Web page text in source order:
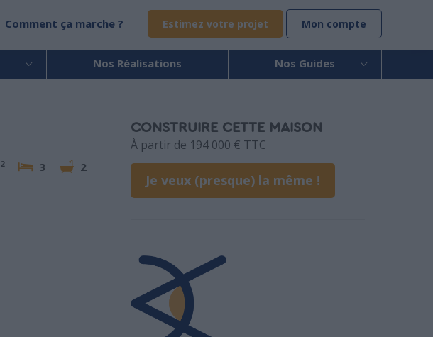
Comment ça marche ? Estimez votre projet Mon compte
Nos Réalisations Nos Guides
2 3 2
CONSTRUIRE CETTE MAISON
À partir de 194 000 € TTC
Je veux (presque) la même !